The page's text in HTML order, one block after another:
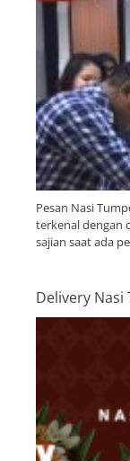
Pesan Nasi
terkenal dengan
sajian saat ada
Delivery Nasi